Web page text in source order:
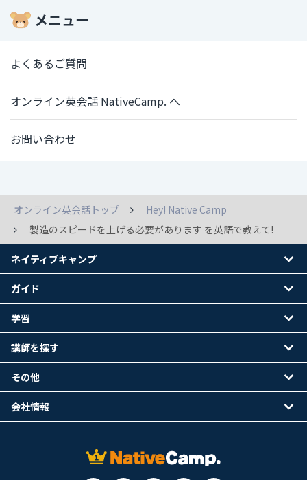
メニュー
よくあるご質問
オンライン英会話 NativeCamp. へ
お問い合わせ
オンライン英会話トップ
Hey! Native Camp
製造のスピードを上げる必要があります を英語で教えて!
ネイティブキャンプ
ガイド
学習
講師を探す
その他
会社情報